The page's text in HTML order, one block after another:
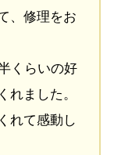
、修理をお
くらいの好
ました。
れて感動し